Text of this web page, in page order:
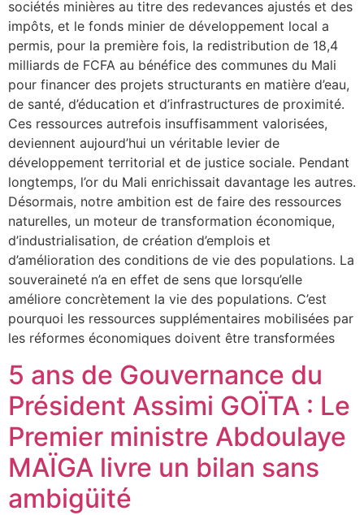
sociétés minières au titre des redevances ajustés et des
impôts, et le fonds minier de développement local a
permis, pour la première fois, la redistribution de 18,4
milliards de FCFA au bénéfice des communes du Mali
pour financer des projets structurants en matière d’eau,
de santé, d’éducation et d’infrastructures de proximité.
Ces ressources autrefois insuffisamment valorisées,
deviennent aujourd’hui un véritable levier de
développement territorial et de justice sociale. Pendant
longtemps, l’or du Mali enrichissait davantage les autres.
Désormais, notre ambition est de faire des ressources
naturelles, un moteur de transformation économique,
d’industrialisation, de création d’emplois et
d’amélioration des conditions de vie des populations. La
souveraineté n’a en effet de sens que lorsqu’elle
améliore concrètement la vie des populations. C’est
pourquoi les ressources supplémentaires mobilisées par
les réformes économiques doivent être transformées
5 ans de Gouvernance du
Président Assimi GOÏTA : Le
Premier ministre Abdoulaye
MAÏGA livre un bilan sans
ambigüité